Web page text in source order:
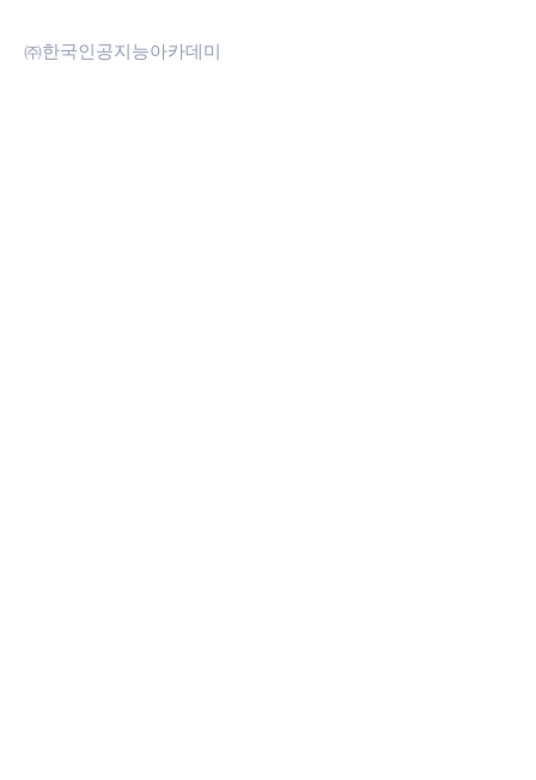
㈜한국인공지능아카데미